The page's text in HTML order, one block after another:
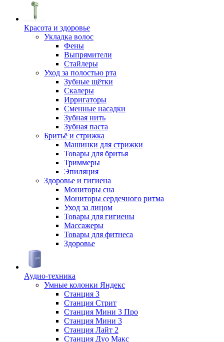
Красота и здоровье
Укладка волос
Фены
Выпрямители
Стайлеры
Уход за полостью рта
Зубные щётки
Скалеры
Ирригаторы
Сменные насадки
Зубная нить
Зубная паста
Бритьё и стрижка
Машинки для стрижки
Товары для бритья
Триммеры
Эпиляция
Здоровье и гигиена
Мониторы сна
Мониторы сердечного ритма
Уход за лицом
Товары для гигиены
Массажеры
Товары для фитнеса
Здоровье
Аудио-техника
Умные колонки Яндекс
Станция 3
Станция Стрит
Станция Мини 3 Про
Станция Мини 3
Станция Лайт 2
Станция Дуо Макс